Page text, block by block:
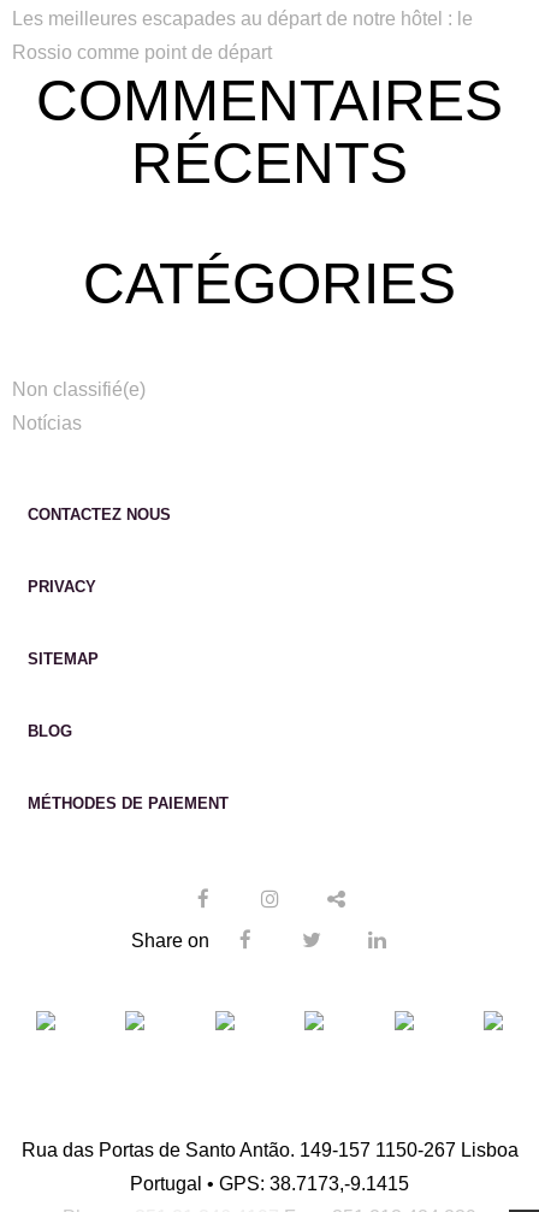
Les meilleures escapades au départ de notre hôtel : le
Rossio comme point de départ
COMMENTAIRES
RÉCENTS
CATÉGORIES
Non classifié(e)
Notícias
CONTACTEZ NOUS
PRIVACY
SITEMAP
BLOG
MÉTHODES DE PAIEMENT
Share on
Rua das Portas de Santo Antão. 149-157 1150-267 Lisboa
Portugal • GPS: 38.7173,-9.1415